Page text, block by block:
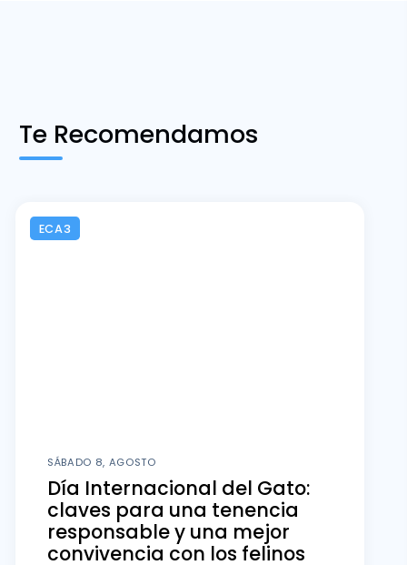
Te Recomendamos
ECA3
SÁBADO 8, AGOSTO
Día Internacional del Gato:
claves para una tenencia
responsable y una mejor
convivencia con los felinos